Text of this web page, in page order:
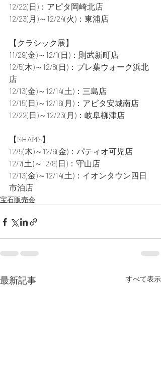
12/22(日)：アピタ岡崎北店
12/23(月)～12/24(火)：東浦店
【クラシック展】
11/29(金)～12/1(日)：則武新町店
12/5(木)～12/8(日)：プレ葉ウォーク浜北
店
12/13(金)～12/14(土)：三島店
12/15(日)～12/16(月)：アピタ安城南店
12/22(日)～12/23(月)：岐阜柳津店
【SHAMS】
12/5(木)～12/6(金)：パティオ可児店
12/7(土)～12/8(日)：守山店
12/13(金)～12/14(土)：イオンタウン四日
市泊店
宝石販売会
最新記事 すべて表示